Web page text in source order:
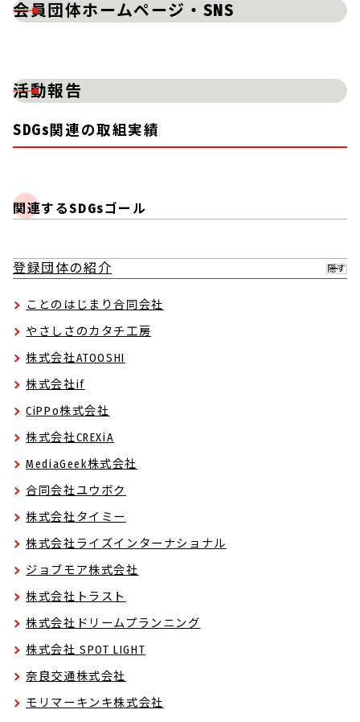
会員団体ホームページ・SNS
活動報告
SDGs関連の取組実績
関連するSDGsゴール
登録団体の紹介 隠す
ことのはじまり合同会社
やさしさのカタチ工房
株式会社ATOOSHI
株式会社if
CiPPo株式会社
株式会社CREXiA
MediaGeek株式会社
合同会社ユウボク
株式会社タイミー
株式会社ライズインターナショナル
ジョブモア株式会社
株式会社トラスト
株式会社ドリームプランニング
株式会社 SPOT LIGHT
奈良交通株式会社
モリマーキンキ株式会社